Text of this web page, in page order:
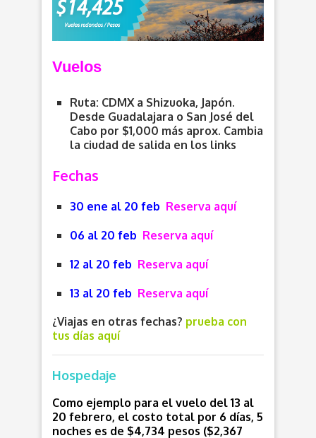
Vuelos
Ruta: CDMX a Shizuoka, Japón.
Desde Guadalajara o San José del
Cabo por $1,000 más aprox. Cambia
la ciudad de salida en los links
Fechas
30 ene al 20 feb Reserva aquí
06 al 20 feb Reserva aquí
12 al 20 feb Reserva aquí
13 al 20 feb Reserva aquí
¿Viajas en otras fechas? prueba con
tus días aquí
Hospedaje
Como ejemplo para el vuelo del 13 al
20 febrero, el costo total por 6 días, 5
noches es de $4,734 pesos ($2,367